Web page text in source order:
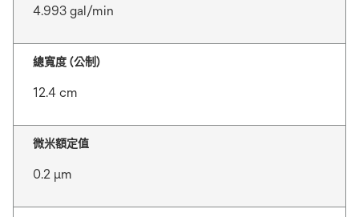
4.993 gal/min
總寬度 (公制)
12.4 cm
微米額定值
0.2 μm